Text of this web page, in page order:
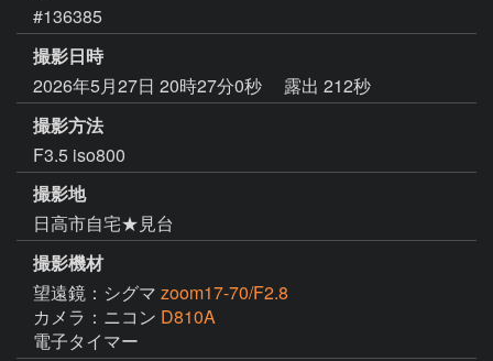
#136385
撮影日時
2026年5月27日 20時27分0秒
露出 212秒
撮影方法
F3.5 iso800
撮影地
日高市自宅★見台
撮影機材
望遠鏡：シグマ zoom17-70/F2.8
カメラ：ニコン D810A
電子タイマー